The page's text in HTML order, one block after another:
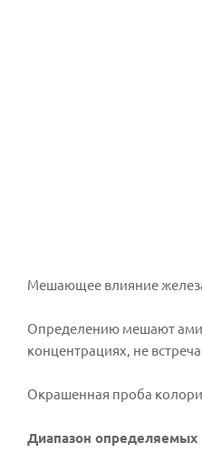
Мешающее влияние железа
Определению мешают
концентрациях, не
Окрашенная проба
Диапазон определяемых